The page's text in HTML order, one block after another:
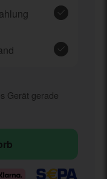
Gerät gerade